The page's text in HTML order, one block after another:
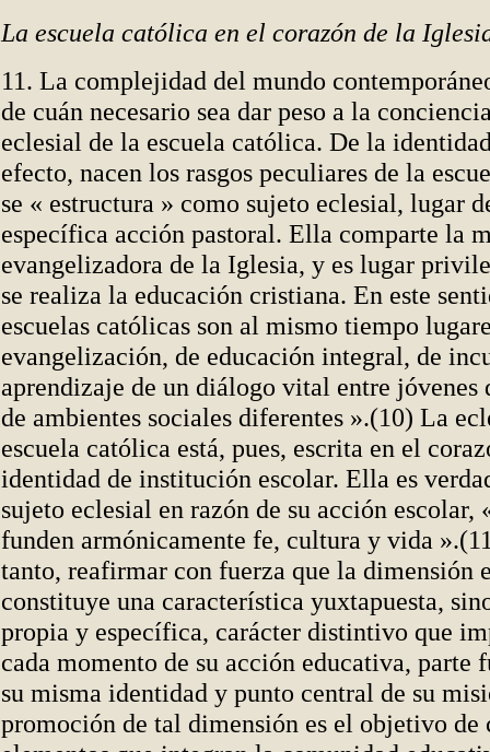
La escuela católica en el corazón de la
11. La complejidad del mundo
de cuán necesario sea dar peso a la
eclesial de la escuela católica. De la
efecto, nacen los rasgos peculiares de la
se « estructura » como sujeto eclesial, lugar
específica acción pastoral. Ella comparte la
evangelizadora de la Iglesia, y es lugar
se realiza la educación cristiana. En este
escuelas católicas son al mismo tiempo
evangelización, de educación integral, de
aprendizaje de un diálogo vital entre jóvenes
de ambientes sociales diferentes ».(10) La
escuela católica está, pues, escrita en el
identidad de institución escolar. Ella es
sujeto eclesial en razón de su acción escolar,
funden armónicamente fe, cultura y vida
tanto, reafirmar con fuerza que la dimensión
constituye una característica yuxtapuesta,
propia y específica, carácter distintivo que
cada momento de su acción educativa, parte
su misma identidad y punto central de su
promoción de tal dimensión es el objetivo de